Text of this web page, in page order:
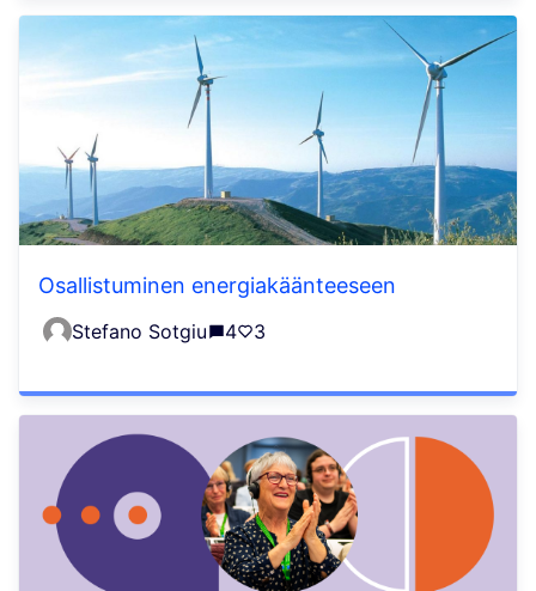
Osallistuminen energiakäänteeseen
Stefano Sotgiu 4 3